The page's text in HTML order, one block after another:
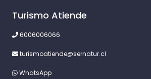
Turismo Atiende
6006006066
turismoatiende@sernatur.cl
WhatsApp